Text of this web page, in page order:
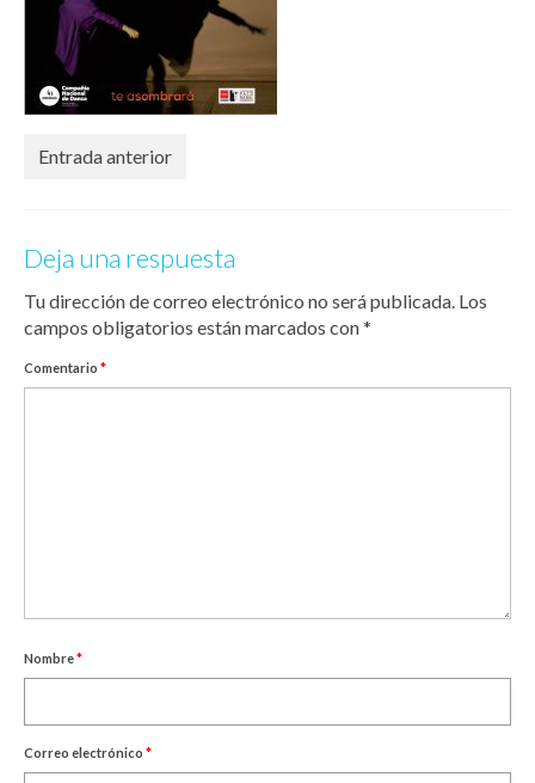
Entrada anterior
Deja una respuesta
Tu dirección de correo electrónico no será publicada. Los
campos obligatorios están marcados con*
Comentario *
Nombre*
Correo electrónico *